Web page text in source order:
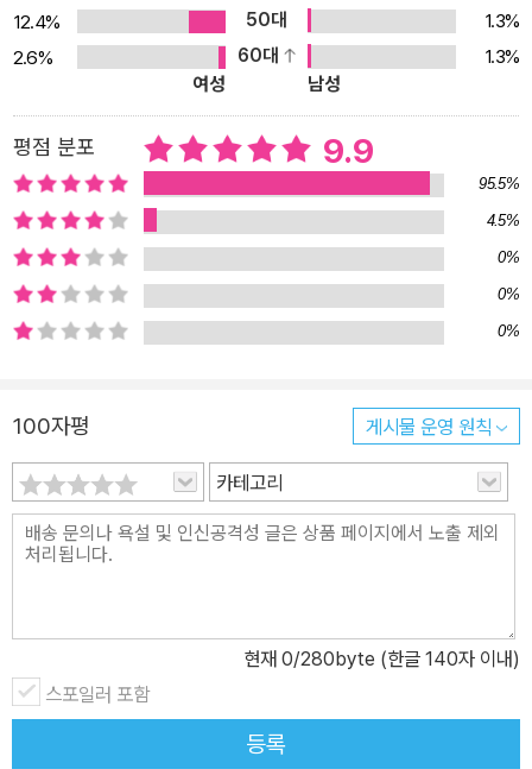
주고 있지만, 그 가운데서도 인간의 활동이 기후에 가장 큰 영향을 주
고 있는 것이 사실이다. 『판판판 포피포피 판판판』 속에서 어린이 워
렌은 작은 방을 노아의 방주로 만들어 자신의 가족과 개미, 토끼 등 다
렌과 동물들은 판의 노래를 되찾을 수 있을까? 거대한 재앙에 겁을
먹은 워렌과 동물들은 어떻게 두려움을 물리칠 수 있을까? 『표범이
말했다』 2021 볼로냐 라가치상 코믹스 영어덜트 대상 수상 작가 자
연 속의 철학자 제레미 모로, 한국에 소개되는 세 번째 작품 『표범이
말했다』로 한국에 처음 소개되었던 제레미 모로는 2021년 볼로냐 라
가치 코믹스 영어덜트 대상 부문을 수상하며 "실존적 문제에 직면하
도 자연에 대한 고찰을 담은 이야기를 풀어냈다. 『판판판 포피포피 판
판판』은 재앙을 해결하는 방법을 ‘공존’의 힘으로 풀어 보여 주는 그
림책이다. 노래를 잊어버린 판으로 인해 계절의 리듬이 깨지고 자연
은 걷잡을 수 없이 망가지지만, 워렌은 신이 아닌 인간으로서 동물들
과 함께 달 아래에서 춤을 춘다. 자연 속에서 축제를 벌이듯 다 함께
끼고, 자연과 함께 살아가는 생명체들이 서로 배려하며 함께하는 것
임을 보여 준다. 기후 위기를 넘어 기후 재앙이 닥쳐오는 이 시대에,
환경 철학자 제레미 모로가 주장하는 메시지는 더욱 큰 울림으로 다
12.4% 50대
1.3%
2.6%
60대
1.3%
여성
남성
평점 분포 9.9
95.5%
4.5%
0%
0%
0%
100자평 게시물 운영 원칙
카테고리
현재 0/280byte (한글 140자 이내)
스포일러 포함
등록